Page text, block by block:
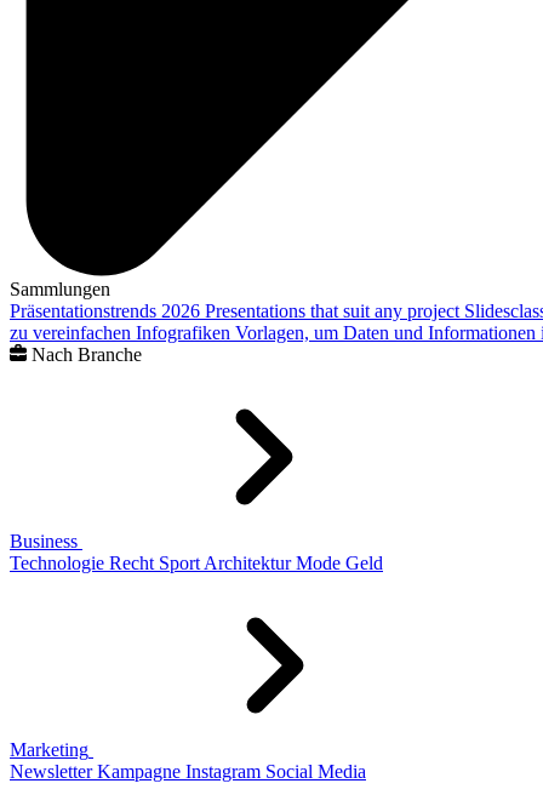
Sammlungen
Präsentationstrends 2026 Presentations that suit any project
zu vereinfachen Infografiken Vorlagen, um Daten und
Nach Branche
Business
Technologie Recht Sport Architektur Mode Geld
Marketing
Newsletter Kampagne Instagram Social Media